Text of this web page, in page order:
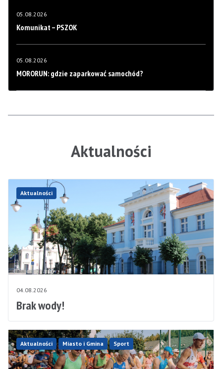
05.08.2026
Komunikat – PSZOK
05.08.2026
MORORUN: gdzie zaparkować samochód?
Aktualności
Aktualności
04.08.2026
Brak wody!
Aktualności Miasto i Gmina Sport